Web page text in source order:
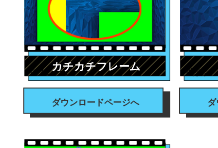
#フレームカチカチフレーム
ダウンロードページへ
#背景